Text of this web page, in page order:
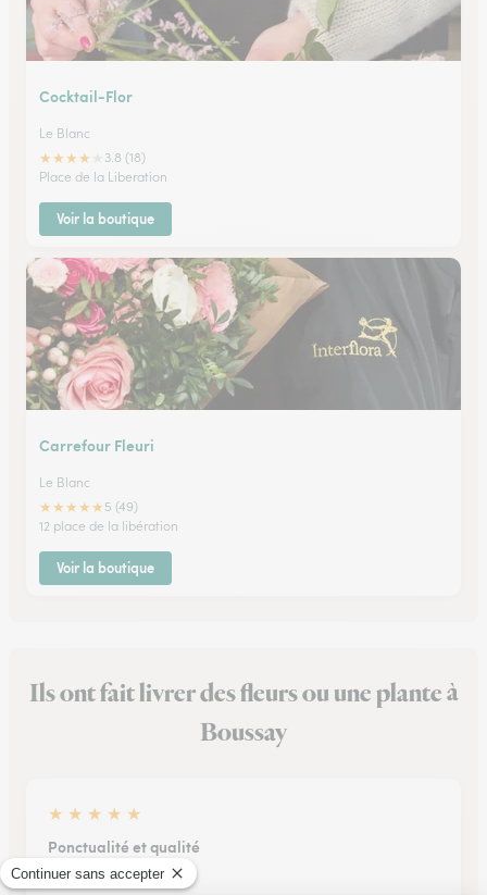
Cocktail-Flor
Le Blanc
★★★★
3.8 (18)
Place de la Liberation
Voir la boutique
Carrefour Fleuri
Le Blanc
★★★★★ 5 (49)
12 place de la libération
Voir la boutique
Ils ont fait livrer des fleurs ou une plante à
Boussay
★ ★ ★ ★ ★
Ponctualité et qualité
Ponctualité et qualité